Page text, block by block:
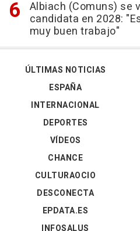
Albiach (Comuns) se
candidata en 2028:
muy buen trabajo"
ÚLTIMAS NOTICIAS
ESPAÑA
INTERNACIONAL
DEPORTES
VÍDEOS
CHANCE
CULTURAOCIO
DESCONECTA
EPDATA.ES